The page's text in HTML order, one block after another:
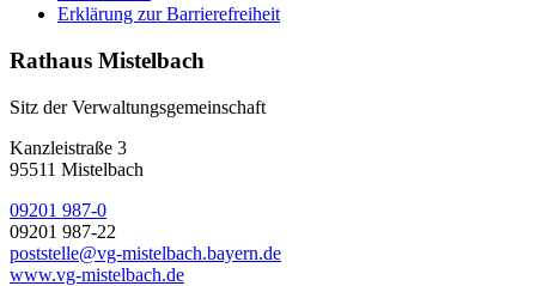
Erklärung zur Barrierefreiheit
Rathaus Mistelbach
Sitz der Verwaltungsgemeinschaft
Kanzleistraße 3
95511 Mistelbach
09201 987-0
09201 987-22
poststelle@vg-mistelbach.bayern.de
www.vg-mistelbach.de